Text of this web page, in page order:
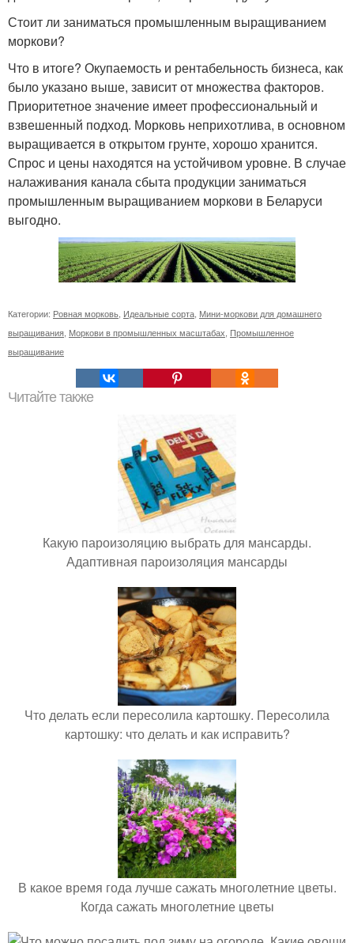
Стоит ли заниматься промышленным выращиванием
моркови?
Что в итоге? Окупаемость и рентабельность бизнеса, как
было указано выше, зависит от множества факторов.
Приоритетное значение имеет профессиональный и
взвешенный подход. Морковь неприхотлива, в основном
выращивается в открытом грунте, хорошо хранится.
Спрос и цены находятся на устойчивом уровне. В случае
налаживания канала сбыта продукции заниматься
промышленным выращиванием моркови в Беларуси
выгодно.
Категории: Ровная морковь Идеальные сорта Мини-моркови для домашнего
выращивания Моркови в промышленных масштабах Промышленное
выращивание
Читайте также
Какую пароизоляцию выбрать для мансарды.
Адаптивная пароизоляция мансарды
Что делать если пересолила картошку. Пересолила
картошку: что делать и как исправить?
В какое время года лучше сажать многолетние цветы.
Когда сажать многолетние цветы